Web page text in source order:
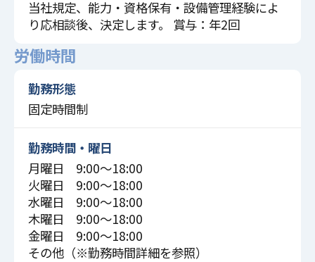
当社規定、能力・資格保有・設備管理経験によ
り応相談後、決定します。 賞与：年2回
労働時間
勤務形態
固定時間制
勤務時間・曜日
月曜日 9:00〜18:00
火曜日 9:00〜18:00
水曜日 9:00〜18:00
木曜日 9:00〜18:00
金曜日 9:00〜18:00
その他（※勤務時間詳細を参照）